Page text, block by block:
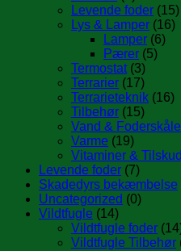
Levende foder (15)
Lys & Lamper (16)
Lamper (6)
Pærer (5)
Termostat (3)
Terrarier (17)
Terrarieteknik (16)
Tilbehør (15)
Vand & Foderskåle
Varme (19)
Vitaminer & Tilskud
Levende foder (7)
Skadedyrs bekæmbelse
Uncategorized (0)
Vildtfugle (14)
Vildtfugle foder
Vildtfugle Tilbehør